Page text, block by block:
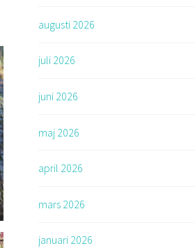
augusti 2026
juli 2026
juni 2026
maj 2026
april 2026
mars 2026
januari 2026